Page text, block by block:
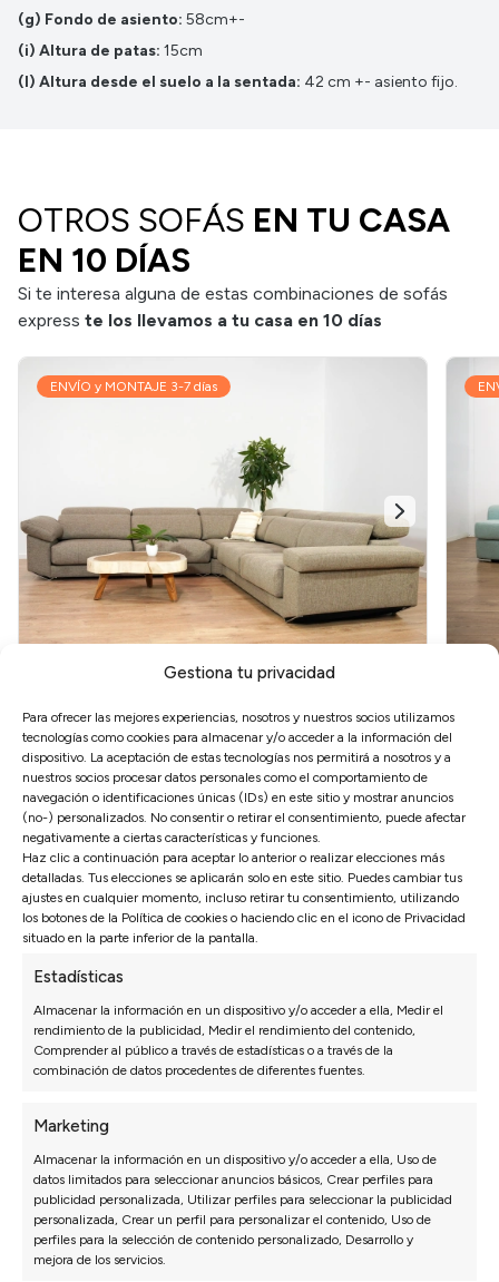
Gestiona tu privacidad
Para ofrecer las mejores experiencias, nosotros y nuestros socios utilizamos
tecnologías como cookies para almacenar y/o acceder a la información del
dispositivo. La aceptación de estas tecnologías nos permitirá a nosotros y a
nuestros socios procesar datos personales como el comportamiento de
navegación o identificaciones únicas (IDs) en este sitio y mostrar anuncios
(no-) personalizados. No consentir o retirar el consentimiento, puede afectar
negativamente a ciertas características y funciones.
Haz clic a continuación para aceptar lo anterior o realizar elecciones más
detalladas. Tus elecciones se aplicarán solo en este sitio. Puedes cambiar tus
ajustes en cualquier momento, incluso retirar tu consentimiento, utilizando
los botones de la Política de cookies o haciendo clic en el icono de Privacidad
situado en la parte inferior de la pantalla.
Estadísticas
Almacenar la información en un dispositivo y/o acceder a ella, Medir el
rendimiento de la publicidad, Medir el rendimiento del contenido,
Comprender al público a través de estadísticas o a través de la
combinación de datos procedentes de diferentes fuentes.
Marketing
Almacenar la información en un dispositivo y/o acceder a ella, Uso de
datos limitados para seleccionar anuncios básicos, Crear perfiles para
publicidad personalizada, Utilizar perfiles para seleccionar la publicidad
personalizada, Crear un perfil para personalizar el contenido, Uso de
perfiles para la selección de contenido personalizado, Desarrollo y
mejora de los servicios.
(g) Fondo de asiento: 58cm+-
(i) Altura de patas: 15cm
(l) Altura desde el suelo a la sentada: 42 cm +- asiento fijo.
OTROS SOFÁS EN TU CASA
EN 10 DÍAS
Si te interesa alguna de estas combinaciones de sofás
express te los llevamos a tu casa en 10 días
ENVÍO y MONTAJE 3-7 días
RINCONERA DALÍ
ENVÍO EXPRESS
Diseño Moderno
35KG HR + Visco
Asientos Extraíbles
Medida:Ancho ±320 cm (asiento 90 cm)
4.460€
3.122€
Configura tuSofá
Rinconera Modelo Milano
a medida
Configura este sofá como prefieras a través de
nuestro configurador para tener tu sofá a medida en
un poco más de tiempo